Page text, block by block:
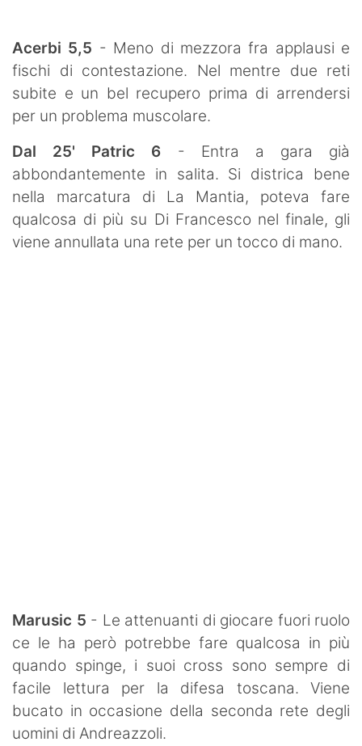
Acerbi 5,5 - Meno di mezzora fra applausi e
fischi di contestazione. Nel mentre due reti
subite e un bel recupero prima di arrendersi
per un problema muscolare.
Dal 25' Patric 6 - Entra a gara già
abbondantemente in salita. Si districa bene
nella marcatura di La Mantia, poteva fare
qualcosa di più su Di Francesco nel finale, gli
viene annullata una rete per un tocco di mano.
Marusic 5 - Le attenuanti di giocare fuori ruolo
ce le ha però potrebbe fare qualcosa in più
quando spinge, i suoi cross sono sempre di
facile lettura per la difesa toscana. Viene
bucato in occasione della seconda rete degli
uomini di Andreazzoli.